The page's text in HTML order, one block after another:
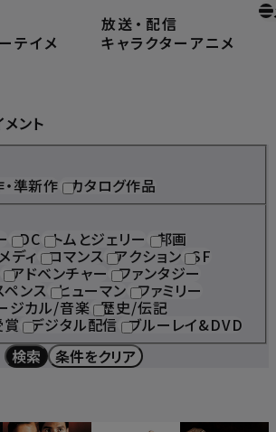
テイメ
放送 ・ 配信
キャラクター アニメ
ホームエンターテイメント
ント
準新作 カタログ作品
DC トムとジェリー 邦画
ディ ロマンス アクション SF
アドベンチャー ファンタジー
ンス ヒューマン ファミリー
ジカル/音楽 歴史/伝記
デジタル配信 ブルーレイ&DVD
検索
条件をクリア